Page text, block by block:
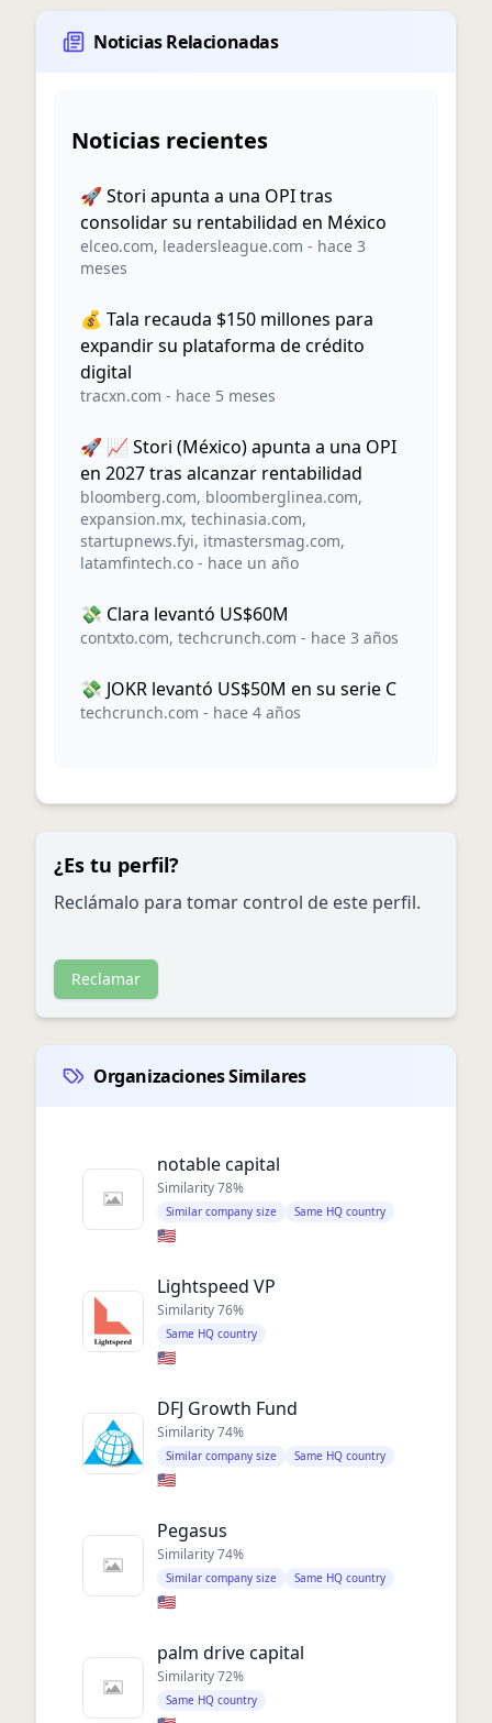
Noticias Relacionadas
Noticias recientes
🚀 Stori apunta a una OPI tras
consolidar su rentabilidad en México
elceo.com, leadersleague.com - hace 3
meses
💰 Tala recauda $150 millones para
expandir su plataforma de crédito
digital
tracxn.com - hace 5 meses
🚀 📈 Stori (México) apunta a una OPI
en 2027 tras alcanzar rentabilidad
bloomberg.com, bloomberglinea.com,
expansion.mx, techinasia.com,
startupnews.fyi, itmastersmag.com,
latamfintech.co - hace un año
💸 Clara levantó US$60M
contxto.com, techcrunch.com - hace 3 años
💸 JOKR levantó US$50M en su serie C
techcrunch.com - hace 4 años
¿Es tu perfil?
Reclámalo para tomar control de este perfil.
Reclamar
Organizaciones Similares
notable capital
Similarity78%
Similar company size Same HQ country
🇺🇸
Lightspeed VP
Similarity76%
Same HQ country
🇺🇸
DFJ Growth Fund
Similarity74%
Similar company size Same HQ country
🇺🇸
Pegasus
Similarity74%
Similar company size Same HQ country
🇺🇸
palm drive capital
Similarity72%
Same HQ country